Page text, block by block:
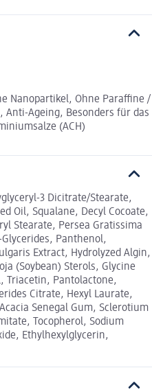
Nanopartikel, Ohne Paraffine /
Anti-Ageing, Besonders für das
(ACH)
3 Dicitrate/Stearate,
Oil, Squalane, Decyl Cocoate,
Stearate, Persea Gratissima
Panthenol,
Extract, Hydrolyzed Algin,
(Soybean) Sterols, Glycine
Triacetin, Pantolactone,
Citrate, Hexyl Laurate,
Senegal Gum, Sclerotium
Tocopherol, Sodium
Ethylhexylglycerin,